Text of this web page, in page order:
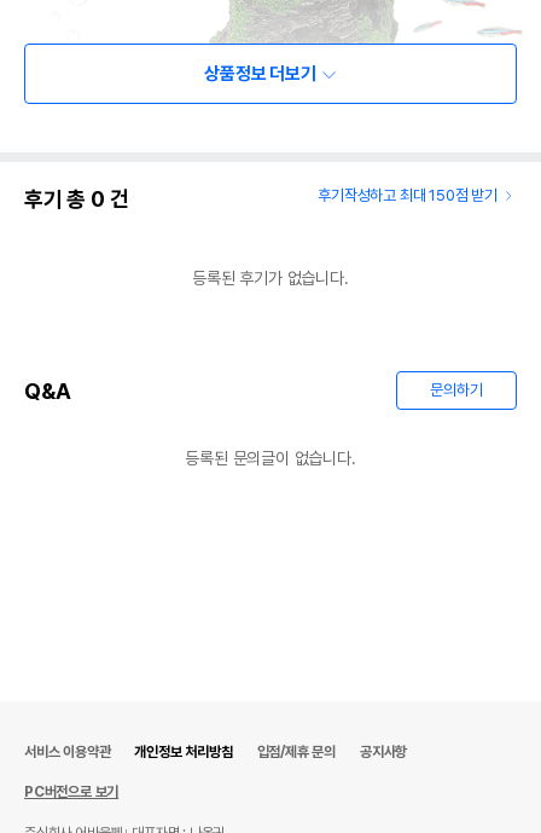
상품정보 더보기
후기 총 0 건 후기작성하고 최대 150점 받기
등록된 후기가 없습니다.
Q&A 문의하기
등록된 문의글이 없습니다.
서비스 이용약관 개인정보 처리방침 입점/제휴 문의 공지사항
PC버전으로 보기